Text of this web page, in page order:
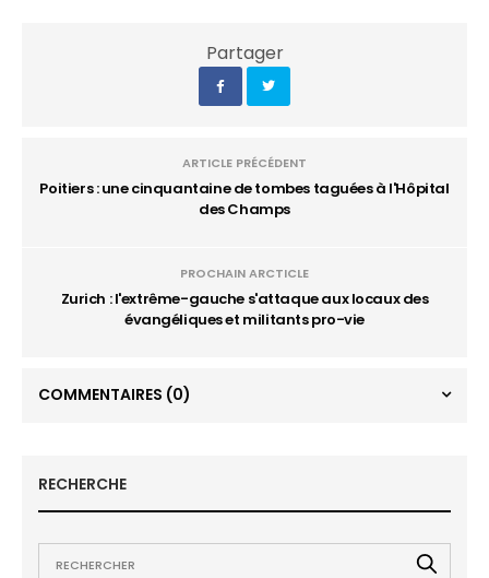
Partager
ARTICLE PRÉCÉDENT
Poitiers : une cinquantaine de tombes taguées à l'Hôpital
des Champs
PROCHAIN ARCTICLE
Zurich : l'extrême-gauche s'attaque aux locaux des
évangéliques et militants pro-vie
COMMENTAIRES (0)
RECHERCHE